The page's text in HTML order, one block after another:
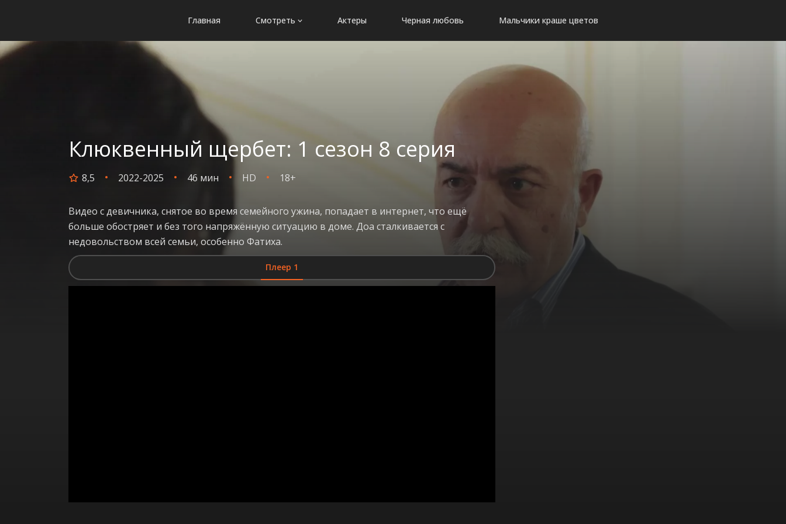
Главная Смотреть Актеры Черная любовь Мальчики краше цветов
Клюквенный щербет: 1 сезон 8 серия
8,5 2022-2025 46 мин HD 18+
Видео с девичника, снятое во время семейного ужина, попадает в интернет, что ещё
больше обостряет и без того напряжённую ситуацию в доме. Доа сталкивается с
недовольством всей семьи, особенно Фатиха.
Плеер 1